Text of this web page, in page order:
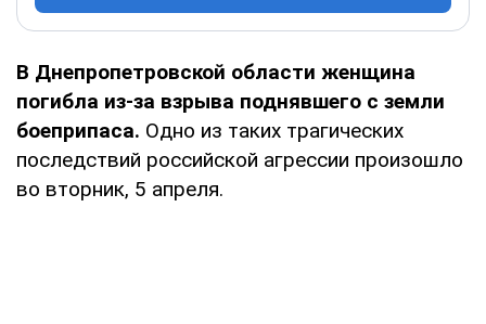
В Днепропетровской области женщина
погибла из-за взрыва поднявшего с земли
боеприпаса. Одно из таких трагических
последствий российской агрессии произошло
во вторник, 5 апреля.